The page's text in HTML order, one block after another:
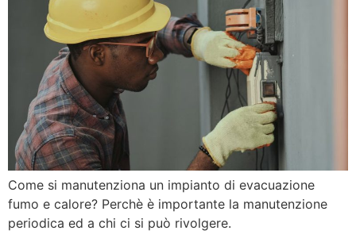
Come si manutenziona un impianto di evacuazione
fumo e calore? Perchè è importante la manutenzione
periodica ed a chi ci si può rivolgere.